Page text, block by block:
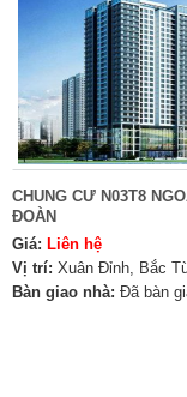
CHUNG CƯ N03T8
ĐOÀN
Giá: Liên hệ
Vị trí: Xuân Đỉnh, Bắc
Bàn giao nhà: Đã bàn